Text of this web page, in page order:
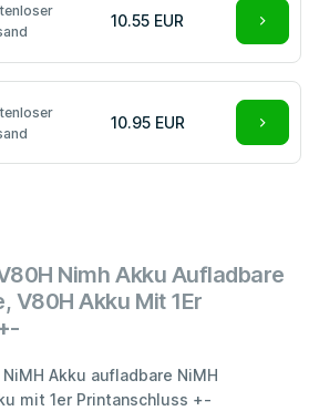
10.55 EUR
10.95 EUR
Nimh Akku Aufladbare
V80H Akku Mit 1Er
Akku aufladbare NiMH
mit 1er Printanschluss +-